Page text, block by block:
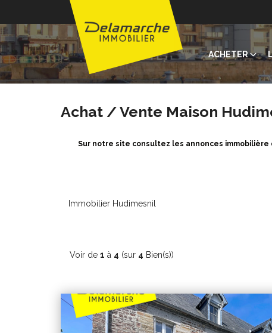
ACHETER
Achat / Vente Maison
Sur notre site consultez les annonces immobilière
Immobilier Hudimesnil
Voir de 1 à 4 (sur 4 Bien(s))